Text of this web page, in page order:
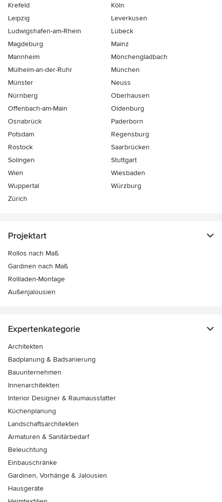
Krefeld
Köln
Leipzig
Leverkusen
Ludwigshafen-am-Rhein
Lübeck
Magdeburg
Mainz
Mannheim
Mönchen­gladbach
Mülheim-an-der-Ruhr
München
Münster
Neuss
Nürnberg
Oberhausen
Offenbach-am-Main
Oldenburg
Osnabrück
Paderborn
Potsdam
Regensburg
Rostock
Saarbrücken
Solingen
Stuttgart
Wien
Wiesbaden
Wuppertal
Würzburg
Zürich
Projektart
Rollos nach Maß
Gardinen nach Maß
Rollladen-Montage
Außenjalousien
Expertenkategorie
Architekten
Badplanung & Badsanierung
Bauunternehmen
Innenarchitekten
Interior Designer & Raumausstatter
Küchenplanung
Landschaftsarchitekten
Armaturen & Sanitärbedarf
Beleuchtung
Einbauschränke
Gardinen, Vorhänge & Jalousien
Hausgeräte